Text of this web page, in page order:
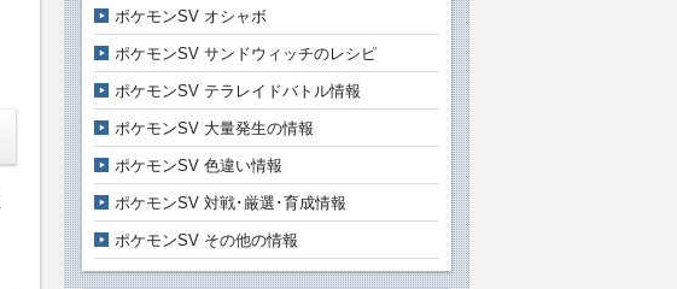
ポケモンSV オシャボ
ポケモンSV サンドウィッチのレシピ
ポケモンSV テラレイドバトル情報
ポケモンSV 大量発生の情報
ポケモンSV 色違い情報
ポケモンSV 対戦･厳選･育成情報
ポケモンSV その他の情報